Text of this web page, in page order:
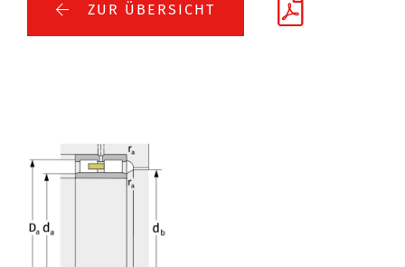
ZUR ÜBERSICHT